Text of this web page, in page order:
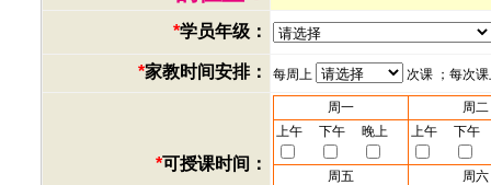
*学员年级：
*家教时间安排： 每周上 次课 ；每次
*可授课时间：
周一
周二
上午
下午 晚上 上午 下午
周五
周六